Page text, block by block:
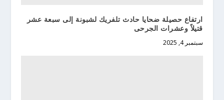
ارتفاع حصيلة ضحايا حادث تلفريك لشبونة إلى سبعة عشر
قتيلاً وعشرات الجرحى
سبتمبر 4, 2025